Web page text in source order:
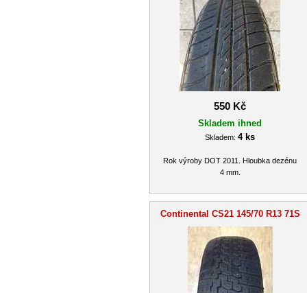
550 Kč
Skladem ihned
Skladem: 4 ks
Rok výroby DOT 2011. Hloubka dezénu
4 mm.
Continental CS21 145/70 R13 71S